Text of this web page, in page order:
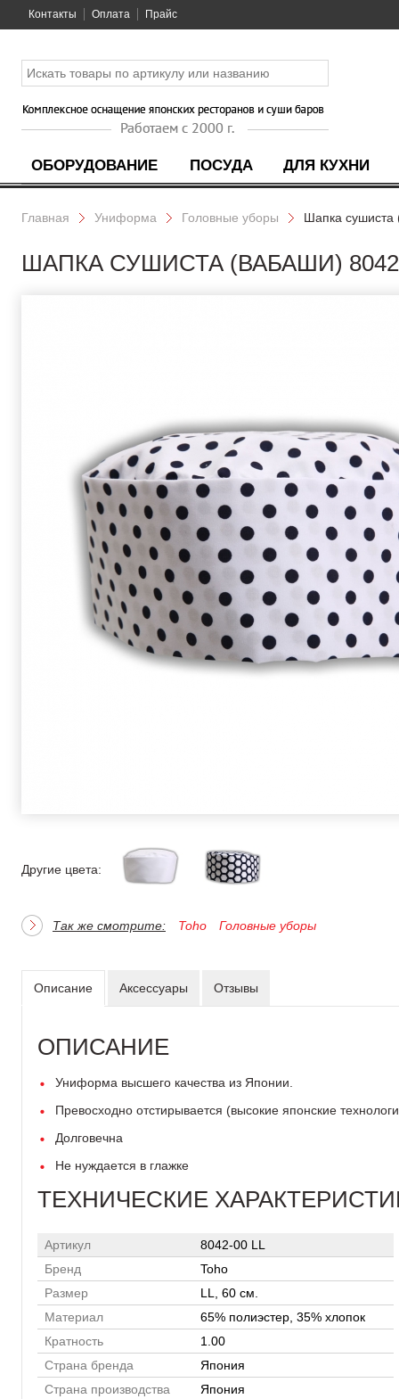
Контакты Оплата Прайс
ОБОРУДОВАНИЕ ПОСУДА ДЛЯ КУХНИ
Главная Униформа Головные уборы Шапка
ШАПКА СУШИСТА (ВАБАШИ)
Другие цвета:
Так же смотрите: Toho Головные уборы
Описание Аксессуары Отзывы
ОПИСАНИЕ
Униформа высшего качества из Японии.
Превосходно отстирывается (высокие японские
Долговечна
Не нуждается в глажке
ТЕХНИЧЕСКИЕ
Артикул
8042-00 LL
Бренд
Toho
Размер
LL, 60 см.
Материал
65% полиэстер, 35% хлопок
Кратность
1.00
Страна бренда
Япония
Страна производства
Япония